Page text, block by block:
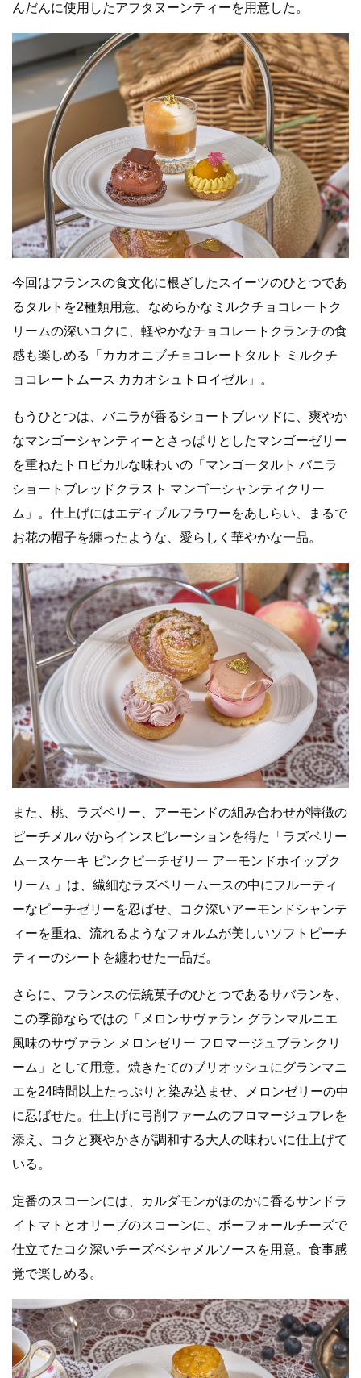
んだんに使用したアフタヌーンティーを用意した。
今回はフランスの食文化に根ざしたスイーツのひとつであ
るタルトを2種類用意。なめらかなミルクチョコレートク
リームの深いコクに、軽やかなチョコレートクランチの食
感も楽しめる「カカオニブチョコレートタルト ミルクチ
ョコレートムース カカオシュトロイゼル」。
もうひとつは、バニラが香るショートブレッドに、爽やか
なマンゴーシャンティーとさっぱりとしたマンゴーゼリー
を重ねたトロピカルな味わいの「マンゴータルト バニラ
ショートブレッドクラスト マンゴーシャンティクリー
ム」。仕上げにはエディブルフラワーをあしらい、まるで
お花の帽子を纏ったような、愛らしく華やかな一品。
また、桃、ラズベリー、アーモンドの組み合わせが特徴の
ピーチメルバからインスピレーションを得た「ラズベリー
ムースケーキ ピンクピーチゼリー アーモンドホイップク
リーム 」は、繊細なラズベリームースの中にフルーティ
ーなピーチゼリーを忍ばせ、コク深いアーモンドシャンテ
ィーを重ね、流れるようなフォルムが美しいソフトピーチ
ティーのシートを纏わせた一品だ。
さらに、フランスの伝統菓子のひとつであるサバランを、
この季節ならではの「メロンサヴァラン グランマルニエ
風味のサヴァラン メロンゼリー フロマージュブランクリ
ーム」として用意。焼きたてのブリオッシュにグランマニ
エを24時間以上たっぷりと染み込ませ、メロンゼリーの中
に忍ばせた。仕上げに弓削ファームのフロマージュフレを
添え、コクと爽やかさが調和する大人の味わいに仕上げて
いる。
定番のスコーンには、カルダモンがほのかに香るサンドラ
イトマトとオリーブのスコーンに、ボーフォールチーズで
仕立てたコク深いチーズベシャメルソースを用意。食事感
覚で楽しめる。